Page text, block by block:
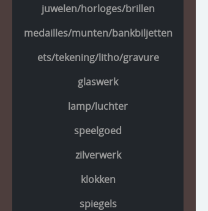
juwelen/horloges/brillen
medailles/munten/bankbiljetten
ets/tekening/litho/gravure
glaswerk
lamp/luchter
speelgoed
zilverwerk
klokken
spiegels